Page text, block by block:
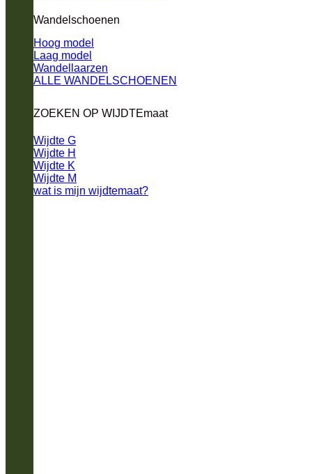
Wandelschoenen
Hoog model
Laag model
Wandellaarzen
ALLE WANDELSCHOENEN
ZOEKEN OP WIJDTEmaat
Wijdte G
Wijdte H
Wijdte K
Wijdte M
wat is mijn wijdtemaat?